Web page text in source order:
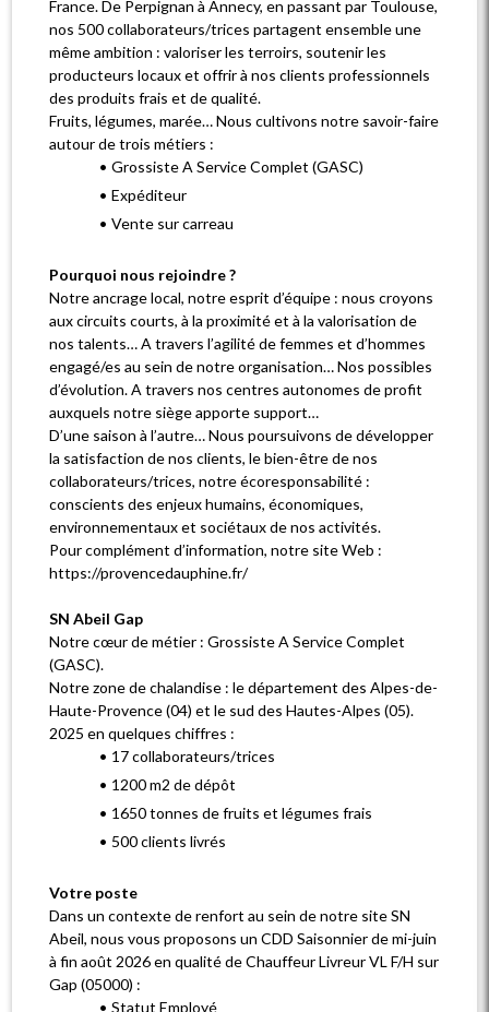
France. De Perpignan à Annecy, en passant par Toulouse,
nos 500 collaborateurs/trices partagent ensemble une
même ambition : valoriser les terroirs, soutenir les
producteurs locaux et offrir à nos clients professionnels
des produits frais et de qualité.
Fruits, légumes, marée… Nous cultivons notre savoir-faire
autour de trois métiers :
Grossiste A Service Complet (GASC)
Expéditeur
Vente sur carreau
Pourquoi nous rejoindre ?
Notre ancrage local, notre esprit d’équipe : nous croyons
aux circuits courts, à la proximité et à la valorisation de
nos talents… A travers l’agilité de femmes et d’hommes
engagé/es au sein de notre organisation… Nos possibles
d’évolution. A travers nos centres autonomes de profit
auxquels notre siège apporte support…
D’une saison à l’autre… Nous poursuivons de développer
la satisfaction de nos clients, le bien-être de nos
collaborateurs/trices, notre écoresponsabilité :
conscients des enjeux humains, économiques,
environnementaux et sociétaux de nos activités.
Pour complément d’information, notre site Web :
https://provencedauphine.fr/
SN Abeil Gap
Notre cœur de métier : Grossiste A Service Complet
(GASC).
Notre zone de chalandise : le département des Alpes-de-
Haute-Provence (04) et le sud des Hautes-Alpes (05).
2025 en quelques chiffres :
17 collaborateurs/trices
1200 m2 de dépôt
1650 tonnes de fruits et légumes frais
500 clients livrés
Votre poste
Dans un contexte de renfort au sein de notre site SN
Abeil, nous vous proposons un CDD Saisonnier de mi-juin
à fin août 2026 en qualité de Chauffeur Livreur VL F/H sur
Gap (05000) :
Statut Employé